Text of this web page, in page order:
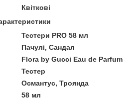
Квіткові
Тестери PRO 58 мл
Пачулі, Сандал
Flora by Gucci Eau de Parfum
Тестер
Османтус, Троянда
58 мл